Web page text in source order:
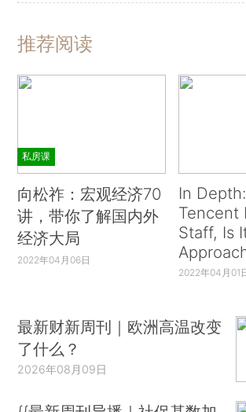
推荐阅读
私房课
向松祚：宏观经济70
讲，带你了解国内外
经济大局
2022年04月06日
In
Tencent
Staff, Is
2022年04月01
最新财新周刊｜欧洲高温改变
了什么？
2026年08月09日